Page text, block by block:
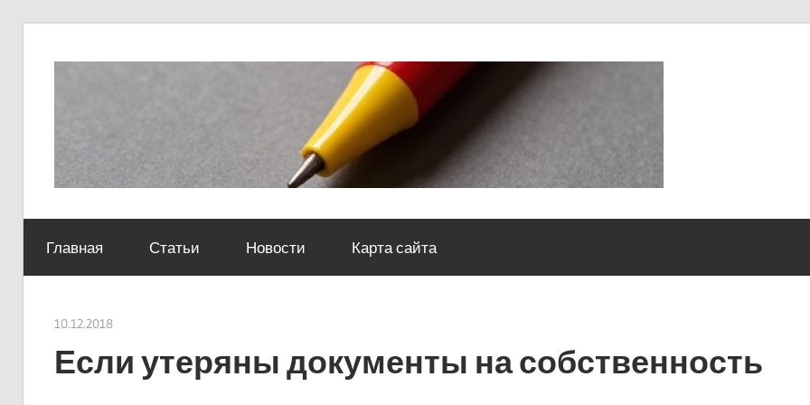
юридический
центр
Главная Статьи Новости Карта сайта
10.12.2018Евгений Георгиевич
Если утеряны документы на собственность